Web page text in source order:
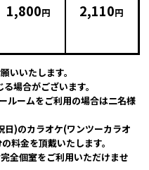
1,800円 2,110円
いいたします。
場合がございます。
ルームをご利用の場合は二名様
日)のカラオケ(ワンツーカラオ
料金を頂戴いたします。
全個室をご利用いただけませ